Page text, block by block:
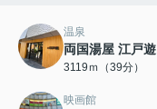
温泉
両国湯屋 江戸遊
3119ｍ（39分）
映画館